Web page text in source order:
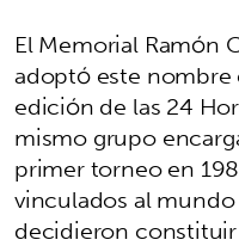
El Memorial Ramón
adoptó este nombre
edición de las 24
mismo grupo
primer torneo en
vinculados al
decidieron constituir